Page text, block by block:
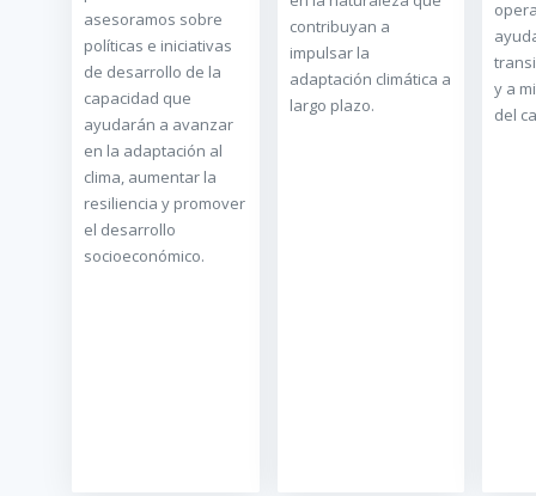
asesoramos sobre
políticas e iniciativas
de desarrollo de la
capacidad que
ayudarán a avanzar
en la adaptación al
clima, aumentar la
resiliencia y promover
el desarrollo
socioeconómico.
contribuyan a
impulsar la
adaptación climática a
largo plazo.
y a
del